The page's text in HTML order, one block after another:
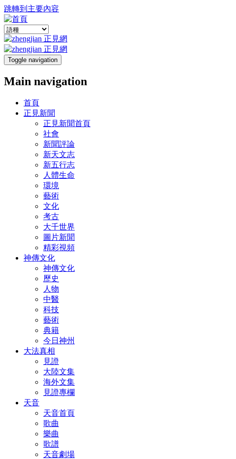
跳轉到主要內容
Toggle navigation
Main navigation
首頁
正見新聞
正見新聞首頁
社會
新聞評論
新天文志
新五行志
人體生命
環境
藝術
文化
考古
大千世界
圖片新聞
精彩視頻
神傳文化
神傳文化
歷史
人物
中醫
科技
藝術
典籍
今日神州
大法真相
見證
大陸文集
海外文集
見證專欄
天音
天音首頁
歌曲
樂曲
歌譜
天音劇場